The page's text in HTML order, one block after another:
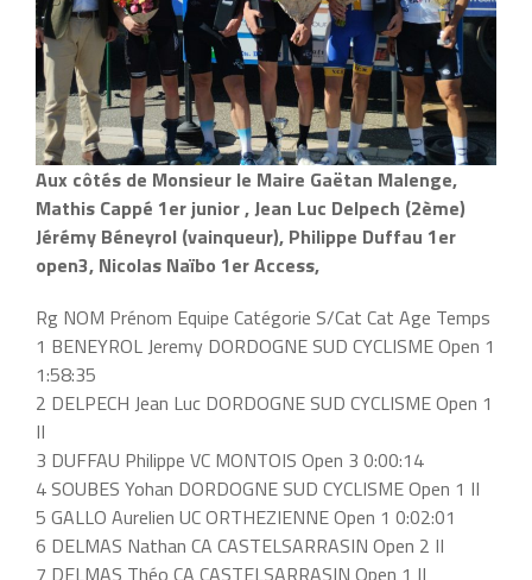
Aux côtés de Monsieur le Maire Gaëtan Malenge,
Mathis Cappé 1er junior , Jean Luc Delpech (2ème)
Jérémy Béneyrol (vainqueur), Philippe Duffau 1er
open3, Nicolas Naïbo 1er Access,
Rg NOM Prénom Equipe Catégorie S/Cat Cat Age Temps
1 BENEYROL Jeremy DORDOGNE SUD CYCLISME Open 1
1:58:35
2 DELPECH Jean Luc DORDOGNE SUD CYCLISME Open 1
II
3 DUFFAU Philippe VC MONTOIS Open 3 0:00:14
4 SOUBES Yohan DORDOGNE SUD CYCLISME Open 1 II
5 GALLO Aurelien UC ORTHEZIENNE Open 1 0:02:01
6 DELMAS Nathan CA CASTELSARRASIN Open 2 II
7 DELMAS Théo CA CASTELSARRASIN Open 1 II